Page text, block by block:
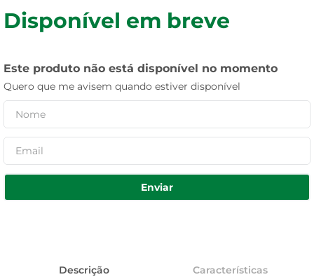
Disponível em breve
Este produto não está disponível no momento
Quero que me avisem quando estiver disponível
Enviar
Descrição Características